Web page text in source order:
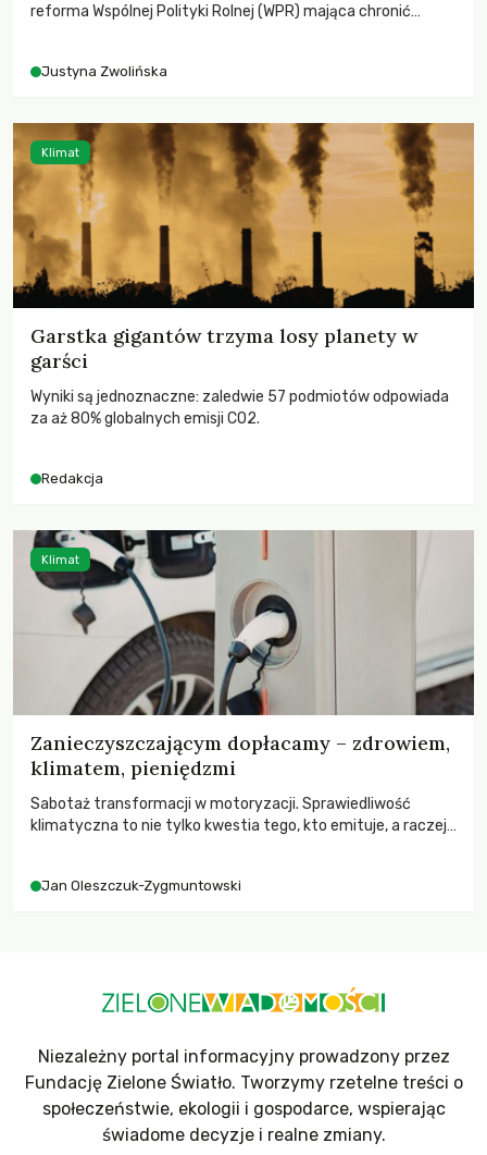
reforma Wspólnej Polityki Rolnej (WPR) mająca chronić
Justyna Zwolińska
Garstka gigantów trzyma losy planety w
garści
Wyniki są jednoznaczne: zaledwie 57 podmiotów odpowiada
za aż 80% globalnych emisji CO2.
Redakcja
Klimat
Zanieczyszczającym dopłacamy – zdrowiem,
klimatem, pieniędzmi
Sabotaż transformacji w motoryzacji. Sprawiedliwość
klimatyczna to nie tylko kwestia tego, kto emituje, a raczej
Jan Oleszczuk-Zygmuntowski
Klimat
Niezależny portal informacyjny prowadzony przez
Fundację Zielone Światło. Tworzymy rzetelne treści o
społeczeństwie, ekologii i gospodarce, wspierając
świadome decyzje i realne zmiany.